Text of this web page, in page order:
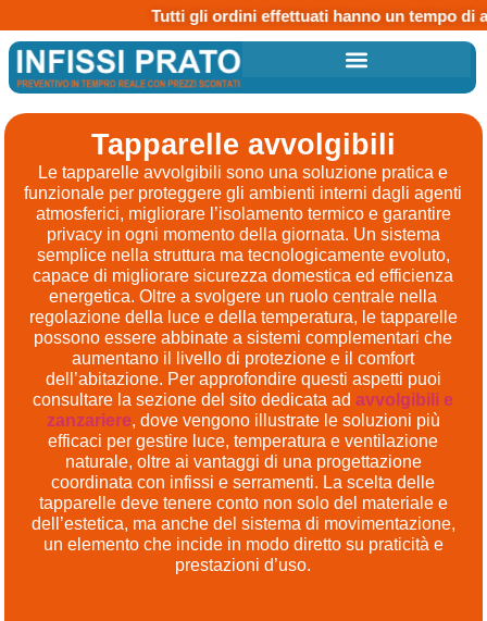
Tutti gli ordini effettuati hanno un tempo di
Tapparelle avvolgibili
Le tapparelle avvolgibili sono una soluzione pratica e
funzionale per proteggere gli ambienti interni dagli agenti
atmosferici, migliorare l’isolamento termico e garantire
privacy in ogni momento della giornata. Un sistema
semplice nella struttura ma tecnologicamente evoluto,
capace di migliorare sicurezza domestica ed efficienza
energetica. Oltre a svolgere un ruolo centrale nella
regolazione della luce e della temperatura, le tapparelle
possono essere abbinate a sistemi complementari che
aumentano il livello di protezione e il comfort
dell’abitazione. Per approfondire questi aspetti puoi
consultare la sezione del sito dedicata adavvolgibili e
zanzariere, dove vengono illustrate le soluzioni più
efficaci per gestire luce, temperatura e ventilazione
naturale, oltre ai vantaggi di una progettazione
coordinata con infissi e serramenti. La scelta delle
tapparelle deve tenere conto non solo del materiale e
dell’estetica, ma anche del sistema di movimentazione,
un elemento che incide in modo diretto su praticità e
prestazioni d’uso.